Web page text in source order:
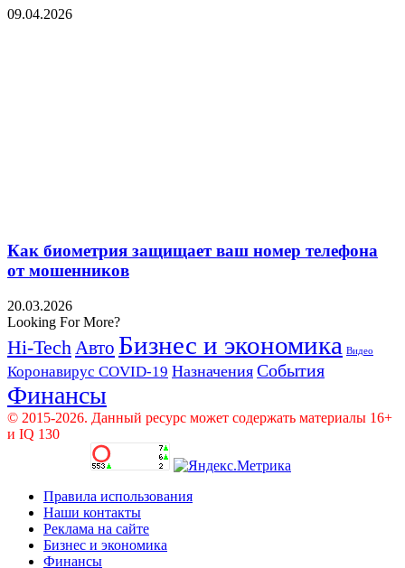
09.04.2026
Как биометрия защищает ваш номер телефона
от мошенников
20.03.2026
Looking For More?
Hi-TechАвто Бизнес и экономика Видео
Коронавирус COVID-19 Назначения События
Финансы
© 2015-2026. Данный ресурс может содержать материалы 16+
и IQ 130
Правила использования
Наши контакты
Реклама на сайте
Бизнес и экономика
Финансы